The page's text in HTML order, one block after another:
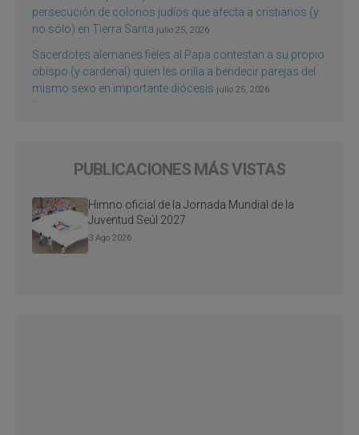
persecución de colonos judíos que afecta a cristianos (y
no sólo) en Tierra Santa julio 25, 2026
Sacerdotes alemanes fieles al Papa contestan a su propio
obispo (y cardenal) quien les orilla a bendecir parejas del
mismo sexo en importante diócesis julio 25, 2026
PUBLICACIONES MÁS VISTAS
Himno oficial de la Jornada Mundial de la
Juventud Seúl 2027
3 Ago 2026